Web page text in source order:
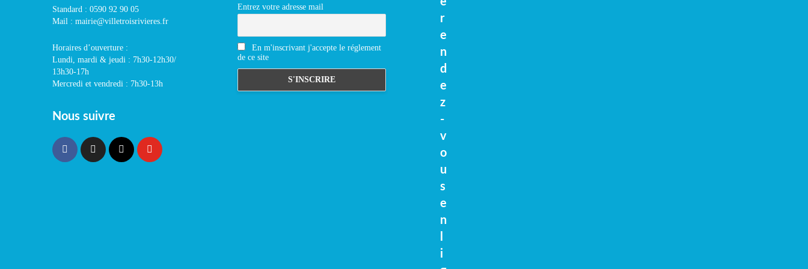
Standard : 0590 92 90 05
Mail : mairie@villetroisrivieres.fr
Horaires d’ouverture :
Lundi, mardi & jeudi : 7h30-12h30/
13h30-17h
Mercredi et vendredi : 7h30-13h
Nous suivre
Entrez votre adresse mail
En m'inscrivant j'accepte le réglement
de ce site
r
e
n
d
e
z
-
v
o
u
s
e
n
i